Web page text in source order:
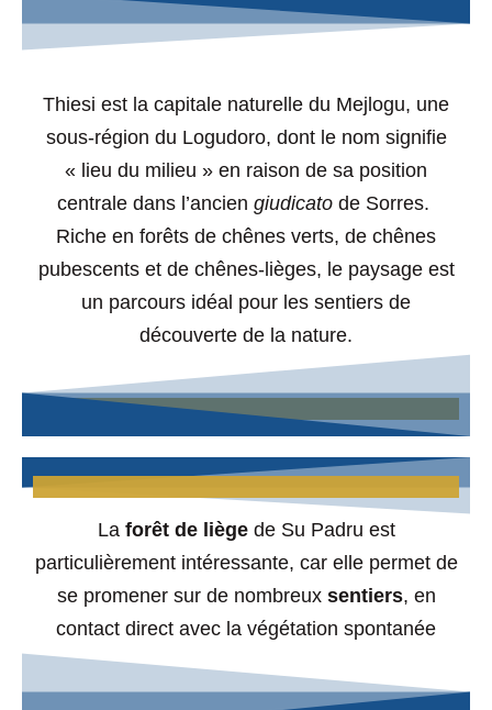
Thiesi est la capitale naturelle du Mejlogu, une
sous-région du Logudoro, dont le nom signifie
« lieu du milieu » en raison de sa position
centrale dans l’ancien giudicato de Sorres.
Riche en forêts de chênes verts, de chênes
pubescents et de chênes-lièges, le paysage est
un parcours idéal pour les sentiers de
découverte de la nature.
Laforêt de liège de Su Padru est
particulièrement intéressante, car elle permet de
se promener sur de nombreux sentiers, en
contact direct avec la végétation spontanée